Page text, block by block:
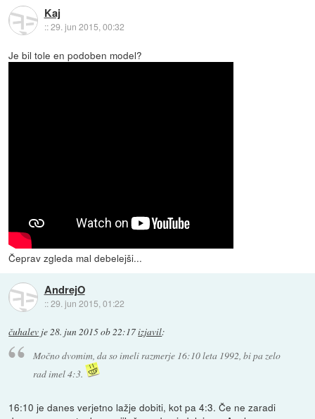
Kaj
::29. jun 2015, 00:32
Je bil tole en podoben model?
Čeprav zgleda mal debelejši...
AndrejO
::29. jun 2015, 01:22
čuhalev je28. jun 2015 ob 22:17izjavil:
Močno dvomim, da so imeli razmerje 16:10 leta 1992, bi pa zelo
rad imel 4:3.
16:10 je danes verjetno lažje dobiti, kot pa 4:3. Če ne zaradi